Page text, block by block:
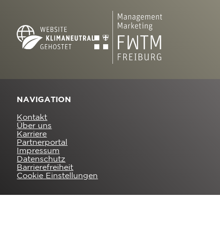
NAVIGATION
Kontakt
Über uns
Karriere
Partnerportal
Impressum
Datenschutz
Barrierefreiheit
Cookie Einstellungen